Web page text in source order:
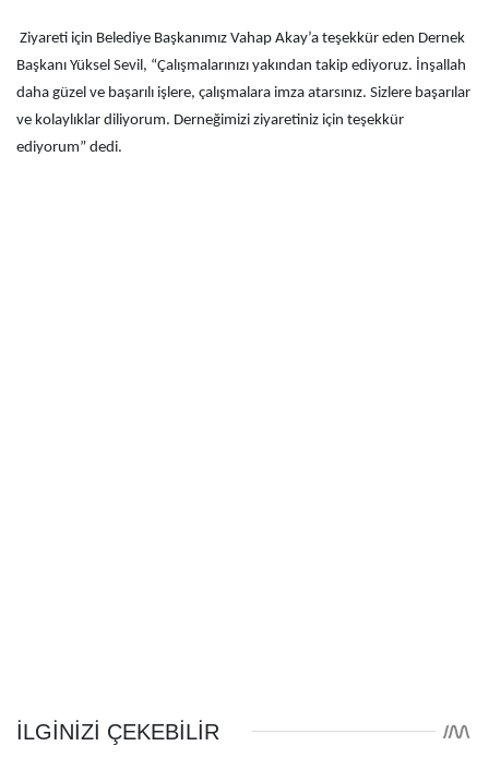
Ziyareti için Belediye Başkanımız Vahap Akay’a teşekkür eden Dernek
Başkanı Yüksel Sevil, “Çalışmalarınızı yakından takip ediyoruz. İnşallah
daha güzel ve başarılı işlere, çalışmalara imza atarsınız. Sizlere başarılar
ve kolaylıklar diliyorum. Derneğimizi ziyaretiniz için teşekkür
ediyorum” dedi.